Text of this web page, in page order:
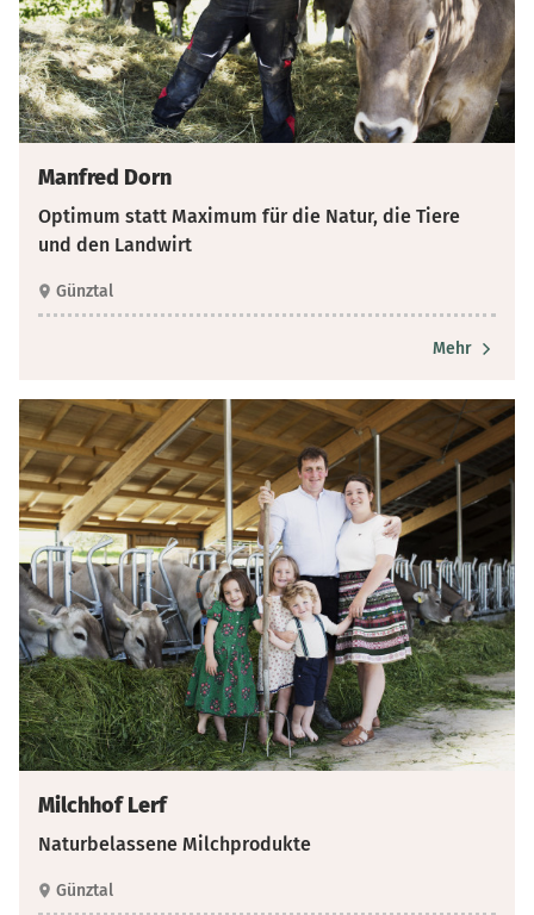
Manfred Dorn
Optimum statt Maximum für die Natur, die Tiere
und den Landwirt
Günztal
Mehr
Milchhof Lerf
Naturbelassene Milchprodukte
Günztal